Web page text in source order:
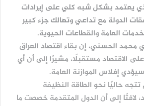
يعتمد بشكل شبه كلي على إيرادات
الدولة مع تداعي وتهالك جزء كبير
العامة والقطاعات الحيوية.
محمد الحسني، إن بقاء اقتصاد العراق
الاقتصاد مستقبلًا، مشيرًا إلى أن أي
إفلاس الموازنة العامة.
حاليًا نحو الطاقة النظيفة
لافتًا إلى أن الدول المتقدمة خصصت ما